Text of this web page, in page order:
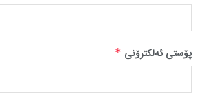
پۆستی ئەلکترۆنی *